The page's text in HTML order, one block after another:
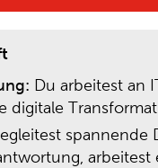
Du arbeitest an
digitale
spannende